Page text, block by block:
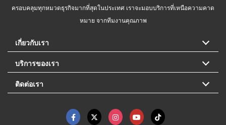
ครอบคลุมทุกหมวดธุรกิจมากที่สุดในประเทศ เราจะมอบบริการที่เหนือความคาด
หมาย จากทีมงานคุณภาพ
เกี่ยวกับเรา
บริการของเรา
ติดต่อเรา